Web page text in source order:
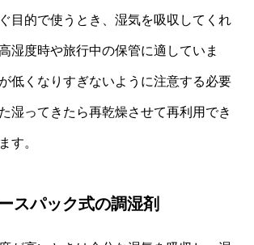
目的で使うとき、湿気を吸収してくれ
湿度時や旅行中の保管に適していま
低くなりすぎないように注意する必要
湿ってきたら再乾燥させて再利用でき
す。
スパック式の調湿剤